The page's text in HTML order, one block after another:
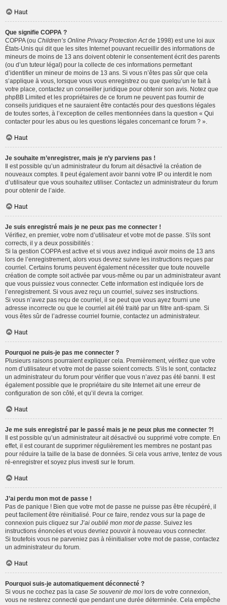
Haut
Que signifie COPPA ?
COPPA (ou Children’s Online Privacy Protection Actde 1998) est une loi aux
États-Unis qui dit que les sites Internet pouvant recueillir des informations de
mineurs de moins de 13 ans doivent obtenir le consentement écrit des parents
(ou d’un tuteur légal) pour la collecte de ces informations permettant
d’identifier un mineur de moins de 13 ans. Si vous n’êtes pas sûr que cela
s’applique à vous, lorsque vous vous enregistrez ou que quelqu’un le fait à
votre place, contactez un conseiller juridique pour obtenir son avis. Notez que
phpBB Limited et les propriétaires de ce forum ne peuvent pas fournir de
conseils juridiques et ne sauraient être contactés pour des questions légales
de toutes sortes, à l’exception de celles mentionnées dans la question « Qui
contacter pour les abus ou les questions légales concernant ce forum ? ».
Haut
Je souhaite m’enregistrer, mais je n’y parviens pas !
Il est possible qu’un administrateur du forum ait désactivé la création de
nouveaux comptes. Il peut également avoir banni votre IP ou interdit le nom
d’utilisateur que vous souhaitez utiliser. Contactez un administrateur du forum
pour obtenir de l’aide.
Haut
Je suis enregistré mais je ne peux pas me connecter !
Vérifiez, en premier, votre nom d’utilisateur et votre mot de passe. S’ils sont
corrects, il y a deux possibilités :
Si la gestion COPPA est active et si vous avez indiqué avoir moins de 13 ans
lors de l’enregistrement, alors vous devrez suivre les instructions reçues par
courriel. Certains forums peuvent également nécessiter que toute nouvelle
création de compte soit activée par vous-même ou par un administrateur avant
que vous puissiez vous connecter. Cette information est indiquée lors de
l’enregistrement. Si vous avez reçu un courriel, suivez ses instructions.
Si vous n’avez pas reçu de courriel, il se peut que vous ayez fourni une
adresse incorrecte ou que le courriel ait été traité par un filtre anti-spam. Si
vous êtes sûr de l’adresse courriel fournie, contactez un administrateur.
Haut
Pourquoi ne puis-je pas me connecter ?
Plusieurs raisons pourraient expliquer cela. Premièrement, vérifiez que votre
nom d’utilisateur et votre mot de passe soient corrects. S’ils le sont, contactez
un administrateur du forum pour vérifier que vous n’avez pas été banni. Il est
également possible que le propriétaire du site Internet ait une erreur de
configuration de son côté, et qu’il devra la corriger.
Haut
Je me suis enregistré par le passé mais je ne peux plus me connecter ?!
Il est possible qu’un administrateur ait désactivé ou supprimé votre compte. En
effet, il est courant de supprimer régulièrement les membres ne postant pas
pour réduire la taille de la base de données. Si cela vous arrive, tentez de vous
ré-enregistrer et soyez plus investi sur le forum.
Haut
J’ai perdu mon mot de passe !
Pas de panique ! Bien que votre mot de passe ne puisse pas être récupéré, il
peut facilement être réinitialisé. Pour ce faire, rendez vous sur la page de
connexion puis cliquez sur J’ai oublié mon mot de passe . Suivez les
instructions énoncées et vous devriez pouvoir à nouveau vous connecter.
Si toutefois vous ne parveniez pas à réinitialiser votre mot de passe, contactez
un administrateur du forum.
Haut
Pourquoi suis-je automatiquement déconnecté ?
Si vous ne cochez pas la case Se souvenir de moi lors de votre connexion,
vous ne resterez connecté que pendant une durée déterminée. Cela empêche